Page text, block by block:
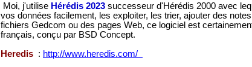
Moi, j'utilise Hérédis 2023 successeur d'Hérédis 2000 avec
vos données facilement, les exploiter, les trier, ajouter des
fichiers Gedcom ou des pages Web, ce logiciel est
français, conçu par BSD Concept.
Heredis : http://www.heredis.com/